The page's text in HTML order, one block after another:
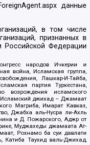
данные
в том числе
признанных в
Российской Федерации
народов Ичкерии и
война, Исламская группа,
Лашкар-И-Тайба,
партия Туркестана,
возрождения исламского
джихад – Джамаат
Магриба, Имарат Кавказ,
Джабха аль-Нусра ли-Ахль
и Д. Пожарского, Аджр от
Муджахеды джамаата Ат-
Рохнамо ба суи давлати
Катиба Таухид валь-Джихад,